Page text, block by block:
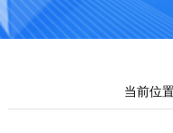
当前位置